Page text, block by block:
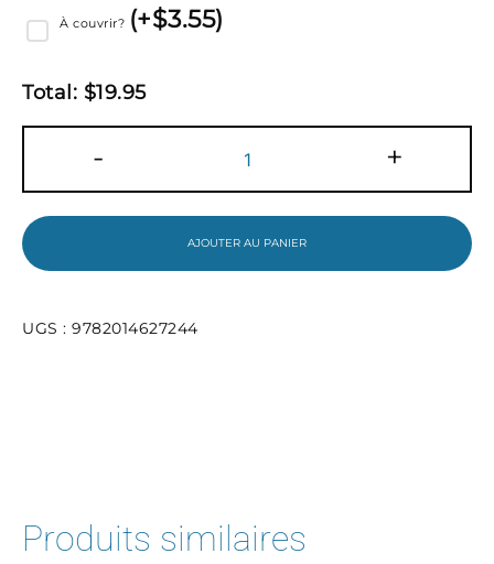
À couvrir? (+$3.55)
Total: $19.95
-
de
on...
anglais
cycle
/
+
AJOUTER AU PANIER
UGS : 9782014627244
Produits similaires